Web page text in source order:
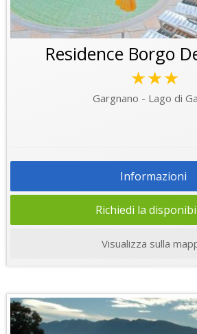
Residence Borgo
★★★
Gargnano - Lago di
Informazioni
Richiedi la
Visualizza sulla